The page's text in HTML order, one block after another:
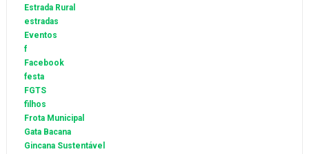
Estrada Rural
estradas
Eventos
f
Facebook
festa
FGTS
filhos
Frota Municipal
Gata Bacana
Gincana Sustentável